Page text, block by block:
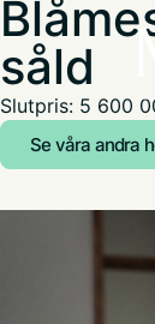
såld
Slutpris: 5 600
Se våra andra